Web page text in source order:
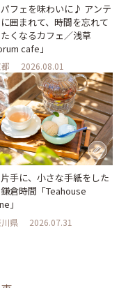
フェを味わいに♪ アンテ
囲まれて、時間を忘れて
くなるカフェ／浅草
cafe」
2026.08.01
手に、小さな手紙をした
倉時間「Teahouse
」
県 2026.07.31